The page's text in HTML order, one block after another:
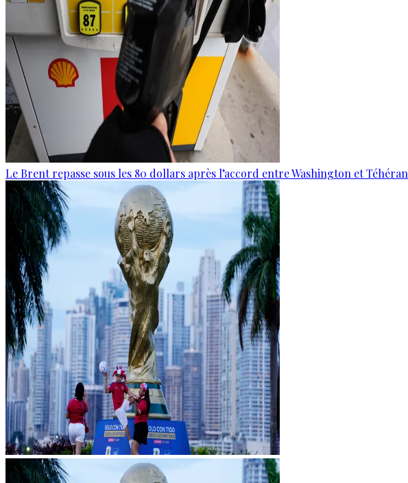
Le Brent repasse sous les 80 dollars après l’accord entre Washington et Téhéran